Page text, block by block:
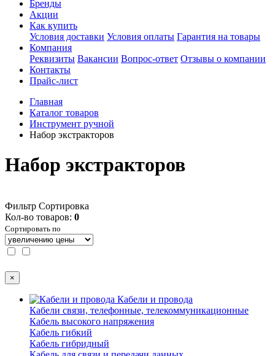
Бренды
Акции
Как купить
Условия доставки Условия оплаты Гарантия на товары
Компания
Реквизиты Вакансии Вопрос-ответ Отзывы о компании
Контакты
Прайс-лист
Главная
Каталог товаров
Инструмент ручной
Набор экстракторов
Набор экстракторов
Фильтр Сортировка
Кол-во товаров: 0
Сортировать по
×
Кабели и провода
Кабели связи, телефонные, телекоммуникационные
Кабель высокого напряжения
Кабель гибкий
Кабель гибридный